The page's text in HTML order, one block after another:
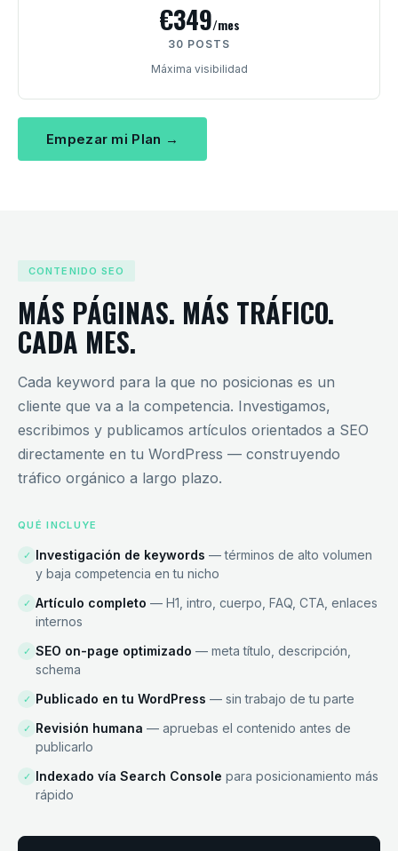
€349/mes
30 POSTS
Máxima visibilidad
Empezar mi Plan →
CONTENIDO SEO
MÁS PÁGINAS. MÁS TRÁFICO.
CADA MES.
Cada keyword para la que no posicionas es un
cliente que va a la competencia. Investigamos,
escribimos y publicamos artículos orientados a SEO
directamente en tu WordPress — construyendo
tráfico orgánico a largo plazo.
QUÉ INCLUYE
✓ Investigación de keywords — términos de alto volumen
y baja competencia en tu nicho
✓ Artículo completo — H1, intro, cuerpo, FAQ, CTA, enlaces
internos
✓ SEO on-page optimizado — meta título, descripción,
schema
✓ Publicado en tu WordPress — sin trabajo de tu parte
✓ Revisión humana — apruebas el contenido antes de
publicarlo
✓ Indexado vía Search Console para posicionamiento más
rápido